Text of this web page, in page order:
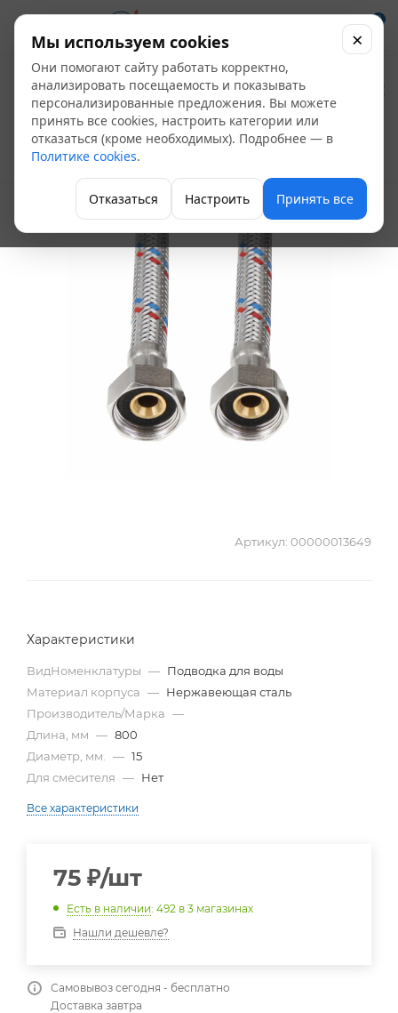
0
Подводка для воды
1/2" ВР - ВР 80 см
Гибкая подводка для присоединения
Артикул: 00000013649
Характеристики
ВидНоменклатуры — Подводка для воды
Материал корпуса — Нержавеющая сталь
Производитель/Марка —
Длина, мм — 800
Диаметр, мм.
— 15
Для смесителя — Нет
Все характеристики
75 ₽/шт
Есть в наличии: 492 в 3 магазинах
Нашли дешевле?
Самовывоз сегодня - бесплатно
Доставка завтра
Мы используем cookies
Они помогают сайту работать корректно,
анализировать посещаемость и показывать
персонализированные предложения. Вы можете
принять все cookies, настроить категории или
отказаться (кроме необходимых). Подробнее — в
Политике cookies.
Отказаться Настроить Принять все
×